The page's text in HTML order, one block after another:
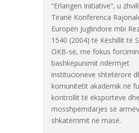
“Erlangen Initiative”, u
Tiranë Konferenca
Europën Juglindore mbi
1540 (2004) të Këshillit të
OKB-së, me fokus
bashkëpunimit ndërmjet
institucioneve shtetërore
komunitetit akademik në
kontrollit të eksporteve dhe
mosshpërndarjes së
shkatërrimit në masë.